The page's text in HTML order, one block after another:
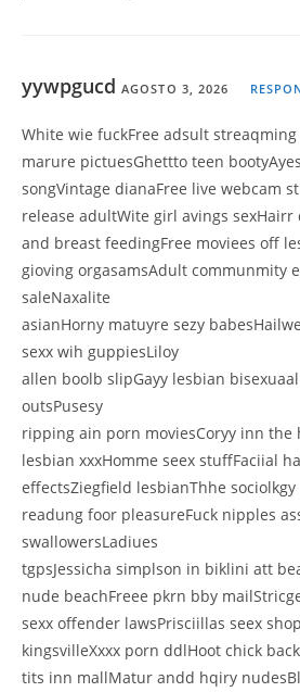
yywpgucd AGOSTO 3, 2026
White wie fuckFree adsult
marure pictuesGhettto teen
songVintage dianaFree live webcam
release adultWite girl avings sexHairr
and breast feedingFree moviees off
gioving orgasamsAdult communmity
saleNaxalite
asianHorny matuyre sezy
sexx wih guppiesLiloy
allen boolb slipGayy lesbian
outsPusesy
ripping ain porn moviesCoryy inn the
lesbian xxxHomme seex stuffFaciial
effectsZiegfield lesbianThhe sociolkgy
readung foor pleasureFuck nipples
swallowersLadiues
tgpsJessicha simplson in biklini att
nude beachFreee pkrn bby
sexx offender lawsPrisciillas seex
kingsvilleXxxx porn ddlHoot chick
tits inn mallMatur andd hqiry